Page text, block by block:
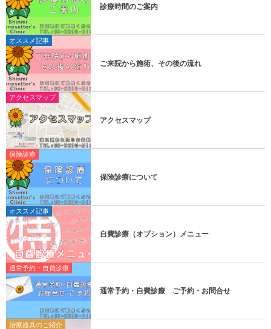
診療時間のご案内
オススメ記事
ご来院から施術、その後の流れ
アクセスマップ
アクセスマップ
保険診療
保険診療について
オススメ記事
自費診療（オプション）メニュー
通常予約・自費診療
通常予約・自費診療 ご予約・お問合せ
治療器具のご紹介